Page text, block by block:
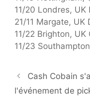
11/20 Londres,
21/11 Margate, UK
11/22 Brighton, UK
11/23
Cash Cobain
l'événement de